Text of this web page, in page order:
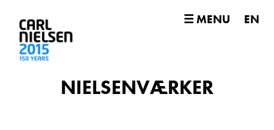
☰ MENU
NIELSENVÆRKER
EN